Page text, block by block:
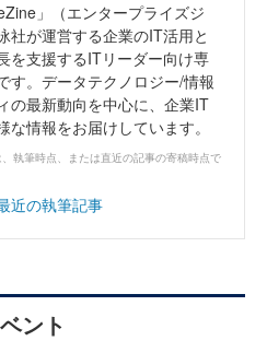
」（エンタープライズジ
社が運営する企業のIT活用と
を支援するITリーダー向け専
す。データテクノロジー/情報
の最新動向を中心に、企業IT
な情報をお届けしています。
執筆時点、または直近の記事の寄稿時点で
近の執筆記事
ント